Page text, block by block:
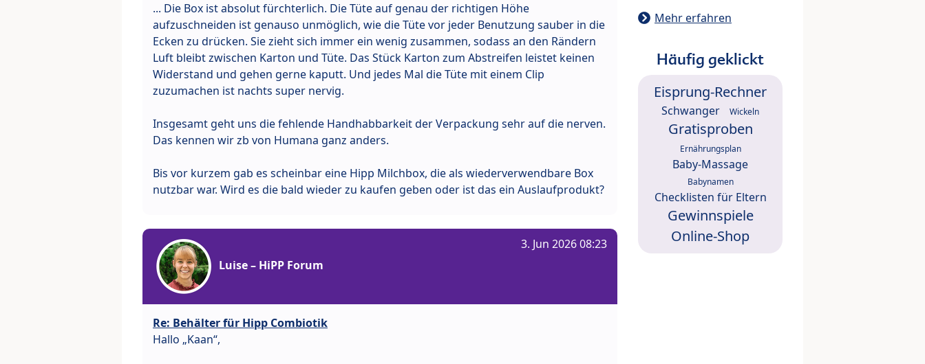
... Die Box ist absolut fürchterlich. Die Tüte auf genau der richtigen Höhe
aufzuschneiden ist genauso unmöglich, wie die Tüte vor jeder Benutzung sauber in die
Ecken zu drücken. Sie zieht sich immer ein wenig zusammen, sodass an den Rändern
Luft bleibt zwischen Karton und Tüte. Das Stück Karton zum Abstreifen leistet keinen
Widerstand und gehen gerne kaputt. Und jedes Mal die Tüte mit einem Clip
zuzumachen ist nachts super nervig.
Insgesamt geht uns die fehlende Handhabbarkeit der Verpackung sehr auf die nerven.
Das kennen wir zb von Humana ganz anders.
Bis vor kurzem gab es scheinbar eine Hipp Milchbox, die als wiederverwendbare Box
nutzbar war. Wird es die bald wieder zu kaufen geben oder ist das ein Auslaufprodukt?
Luise – HiPP Forum
3. Jun 2026 08:23
Re: Behälter für Hipp Combiotik
Hallo „Kaan“,
Mehr erfahren
Häufig geklickt
Eisprung-Rechner
Schwanger Wickeln
Gratisproben
Ernährungsplan
Baby-Massage
Babynamen
Checklisten für Eltern
Gewinnspiele
Online-Shop